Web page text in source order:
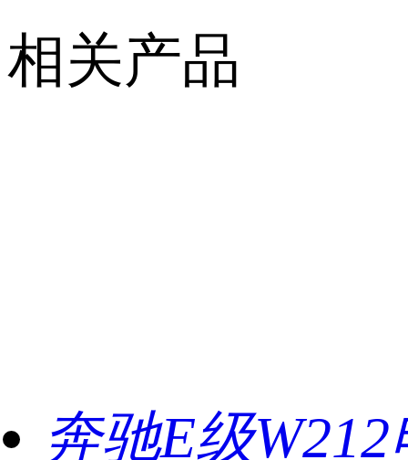
相关产品
奔驰E级